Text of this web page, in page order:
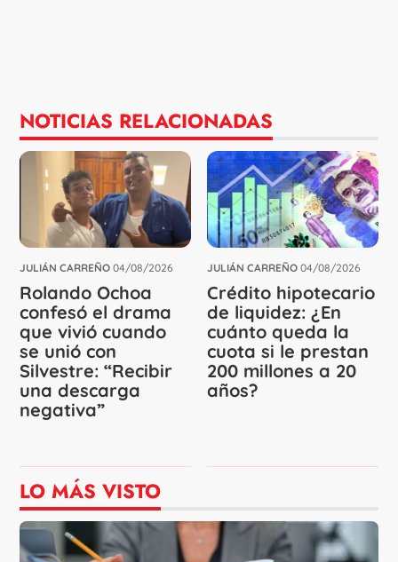
NOTICIAS RELACIONADAS
JULIÁN CARREÑO 04/08/2026
Rolando Ochoa
confesó el drama
que vivió cuando
se unió con
Silvestre: “Recibir
una descarga
negativa”
JULIÁN CARREÑO 04/08/2026
Crédito hipotecario
de liquidez: ¿En
cuánto queda la
cuota si le prestan
200 millones a 20
años?
LO MÁS VISTO